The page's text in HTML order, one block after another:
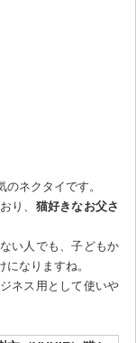
ネクタイです。
り、 猫好きなお父さ
い人でも、子どもか
なりますね。
ネス用として使いや